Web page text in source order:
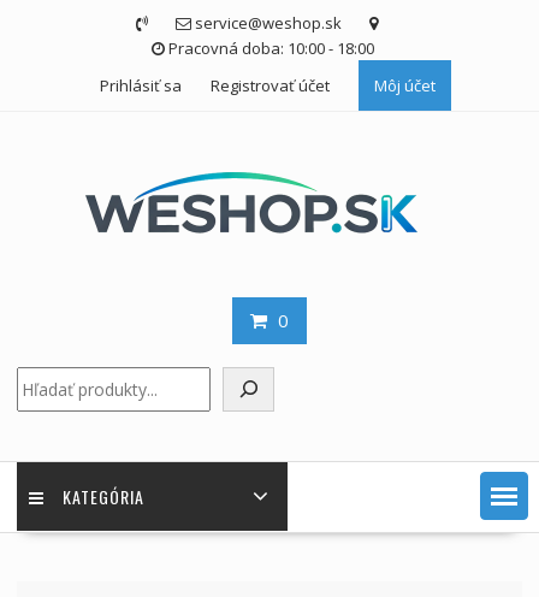
service@weshop.sk
Pracovná doba: 10:00 - 18:00
Prihlásiť sa
Registrovať účet Môj účet
0
KATEGÓRIA